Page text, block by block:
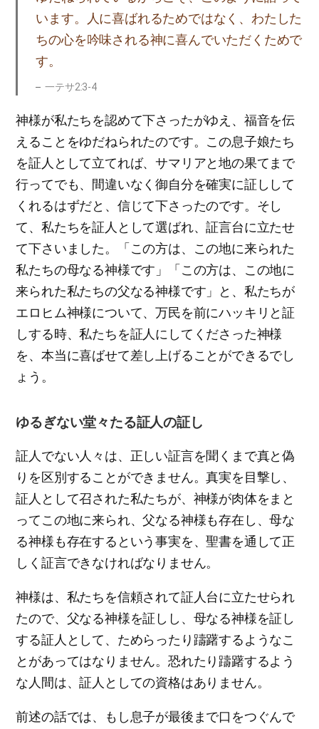
います。人に喜ばれるためではなく、わたした
ちの心を吟味される神に喜んでいただくためで
す。
一テサ2:3-4
神様が私たちを認めて下さったがゆえ、福音を伝
えることをゆだねられたのです。この息子娘たち
を証人として立てれば、サマリアと地の果てまで
行ってでも、間違いなく御自分を確実に証しして
くれるはずだと、信じて下さったのです。そし
て、私たちを証人として選ばれ、証言台に立たせ
て下さいました。「この方は、この地に来られた
私たちの母なる神様です」「この方は、この地に
来られた私たちの父なる神様です」と、私たちが
エロヒム神様について、万民を前にハッキリと証
しする時、私たちを証人にしてくださった神様
を、本当に喜ばせて差し上げることができるでし
ょう。
ゆるぎない堂々たる証人の証し
証人でない人々は、正しい証言を聞くまで真と偽
りを区別することができません。真実を目撃し、
証人として召された私たちが、神様が肉体をまと
ってこの地に来られ、父なる神様も存在し、母な
る神様も存在するという事実を、聖書を通して正
しく証言できなければなりません。
神様は、私たちを信頼されて証人台に立たせられ
たので、父なる神様を証しし、母なる神様を証し
する証人として、ためらったり躊躇するようなこ
とがあってはなりません。恐れたり躊躇するよう
な人間は、証人としての資格はありません。
前述の話では、もし息子が最後まで口をつぐんで